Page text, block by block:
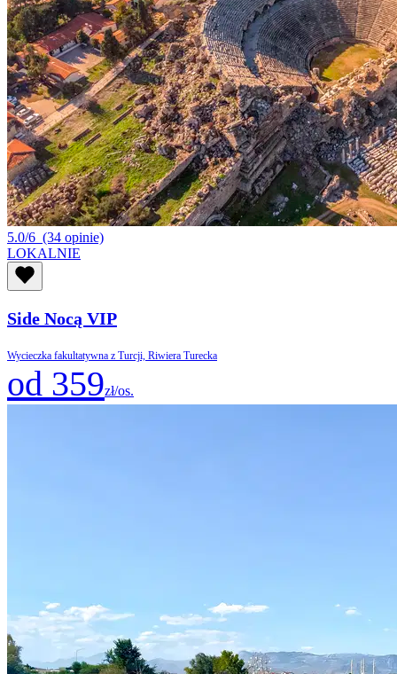
5.0/6 (34 opinie)
LOKALNIE
Side Nocą VIP
Wycieczka fakultatywna z Turcji, Riwiera Turecka
od 359zł/os.